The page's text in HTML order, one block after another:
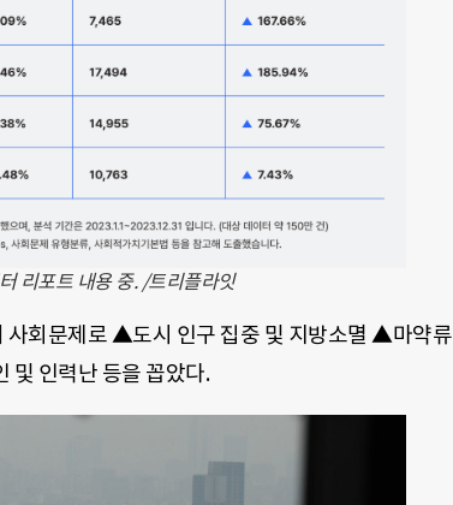
리포트 내용 중. /트리플라잇
사회문제로 ▲도시 인구 집중 및 지방소멸 ▲마약류
인력난 등을 꼽았다.